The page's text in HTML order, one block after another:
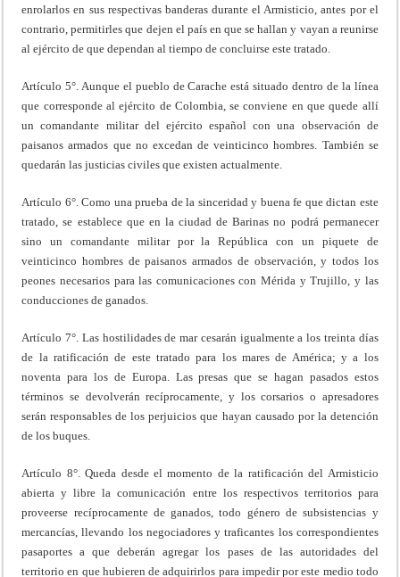
enrolarlos en sus respectivas banderas durante el Armisticio, antes por el
contrario, permitirles que dejen el país en que se hallan y vayan a reunirse
al ejército de que dependan al tiempo de concluirse este tratado.
Artículo 5°. Aunque el pueblo de Carache está situado dentro de la línea
que corresponde al ejército de Colombia, se conviene en que quede allí
un comandante militar del ejército español con una observación de
paisanos armados que no excedan de veinticinco hombres. También se
quedarán las justicias civiles que existen actualmente.
Artículo 6°. Como una prueba de la sinceridad y buena fe que dictan este
tratado, se establece que en la ciudad de Barinas no podrá permanecer
sino un comandante militar por la República con un piquete de
veinticinco hombres de paisanos armados de observación, y todos los
peones necesarios para las comunicaciones con Mérida y Trujillo, y las
conducciones de ganados.
Artículo 7°. Las hostilidades de mar cesarán igualmente a los treinta días
de la ratificación de este tratado para los mares de América; y a los
noventa para los de Europa. Las presas que se hagan pasados estos
términos se devolverán recíprocamente, y los corsarios o apresadores
serán responsables de los perjuicios que hayan causado por la detención
de los buques.
Artículo 8°. Queda desde el momento de la ratificación del Armisticio
abierta y libre la comunicación entre los respectivos territorios para
proveerse recíprocamente de ganados, todo género de subsistencias y
mercancías, llevando los negociadores y traficantes los correspondientes
pasaportes a que deberán agregar los pases de las autoridades del
territorio en que hubieren de adquirirlos para impedir por este medio todo